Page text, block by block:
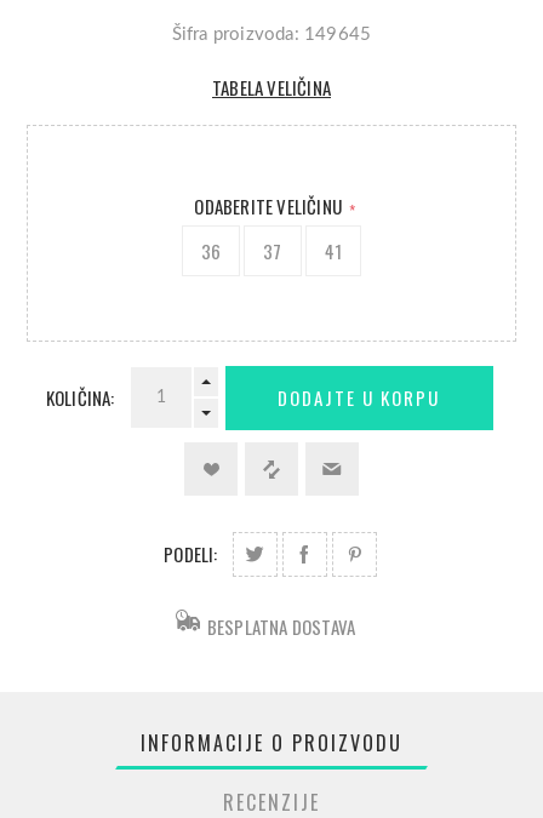
Šifra proizvoda: 149645
TABELA VELIČINA
ODABERITE VELIČINU *
36 37 41
KOLIČINA:
PODELI:
BESPLATNA DOSTAVA
INFORMACIJE O PROIZVODU
RECENZIJE